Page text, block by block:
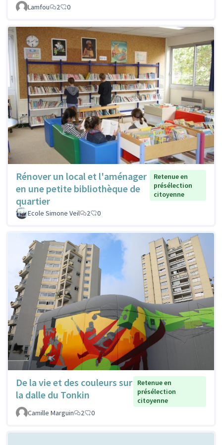
Lamfou 2 0
Rénover un local et l'aménager
en une petite bibliothèque de
quartier
Retenue en
présélection
citoyenne
Ecole Simone Veil 2 0
De la vie et des couleurs sur
la dalle du Tonkin
Retenue en
présélection
citoyenne
Camille Marguin
2 0